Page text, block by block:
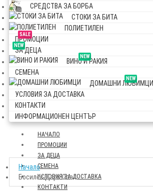
СРЕДСТВА ЗА БОРБА
СТОКИ ЗА БИТА
ПОЛИЕТИЛЕН
SALE
ПРОМОЦИИ
NEW
ЗА ДЕЦА
NEW
ВИНО И РАКИЯ
СЕМЕНА
NEW
ДОМАШНИ ЛЮБИМЦИ
УСЛОВИЯ ЗА ДОСТАВКА
КОНТАКТИ
ИНФОРМАЦИОНЕН ЦЕНТЪР
НАЧАЛО
ПРОМОЦИИ
ЗА ДЕЦА
СЕМЕНА
УСЛОВИЯ ЗА ДОСТАВКА
КОНТАКТИ
Начало
Босилек Дарк Опал